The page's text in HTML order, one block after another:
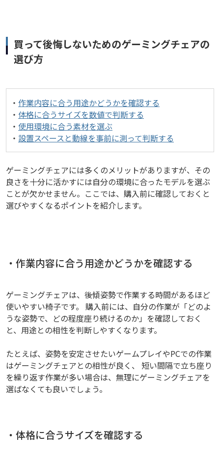
買って後悔しないためのゲーミングチェアの
選び方
・ 作業内容に合う用途かどうかを確認する
・ 体格に合うサイズを数値で判断する
・ 使用環境に合う素材を選ぶ
・ 設置スペースと動線を事前に測って判断する
ゲーミングチェアには多くのメリットがありますが、その
良さを十分に活かすには自分の環境に合ったモデルを選ぶ
ことが欠かせません。ここでは、購入前に確認しておくと
選びやすくなるポイントを紹介します。
・作業内容に合う用途かどうかを確認する
ゲーミングチェアは、後傾姿勢で作業する時間があるほど
使いやすい椅子です。 購入前には、自分の作業が「どのよ
うな姿勢で、どの程度座り続けるのか」を確認しておく
と、用途との相性を判断しやすくなります。
たとえば、姿勢を安定させたいゲームプレイやPCでの作業
はゲーミングチェアとの相性が良く、 短い間隔で立ち座り
を繰り返す作業が多い場合は、無理にゲーミングチェアを
選ばなくても良いでしょう。
・体格に合うサイズを確認する